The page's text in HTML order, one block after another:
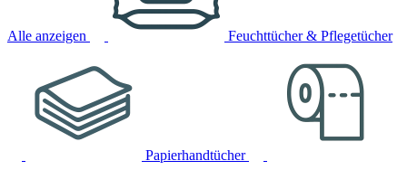
Alle anzeigen Feuchttücher & Pflegetücher
Papierhandtücher